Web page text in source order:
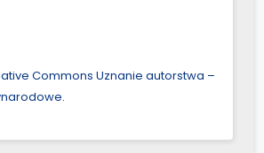
Commons Uznanie autorstwa –
.